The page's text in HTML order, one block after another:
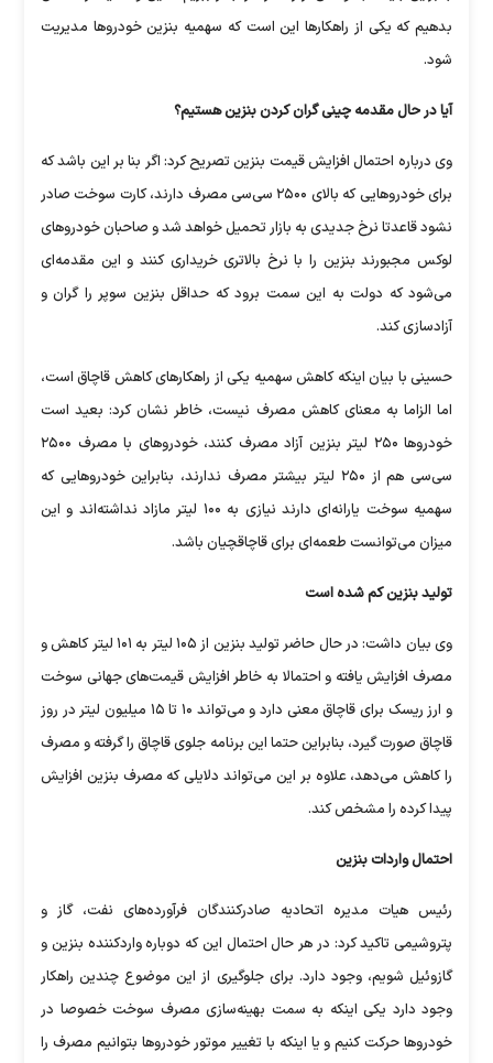
بدهیم که یکی از راهکار‌ها این است که سهمیه بنزین خودرو‌ها مدیریت
شود.
آیا در حال مقدمه چینی گران کردن بنزین هستیم؟
وی درباره احتمال افزایش قیمت بنزین تصریح کرد: اگر بنا بر این باشد که
برای خودرو‌هایی که بالای ۲۵۰۰ سی‌سی مصرف دارند، کارت سوخت صادر
نشود قاعدتا نرخ جدیدی به بازار تحمیل خواهد شد و صاحبان خودرو‌های
لوکس مجبورند بنزین را با نرخ بالاتری خریداری کنند و این مقدمه‌ای
می‌شود که دولت به این سمت برود که حداقل بنزین سوپر را گران و
آزادسازی کند.
حسینی با بیان اینکه کاهش سهمیه یکی از راهکار‌های کاهش قاچاق است،
اما الزاما به معنای کاهش مصرف نیست، خاطر نشان کرد: بعید است
خودرو‌ها ۲۵۰ لیتر بنزین آزاد مصرف کنند، خودرو‌های با مصرف ۲۵۰۰
سی‌سی هم از ۲۵۰ لیتر بیشتر مصرف ندارند، بنابراین خودرو‌هایی که
سهمیه سوخت یارانه‌ای دارند نیازی به ۱۰۰ لیتر مازاد نداشته‌اند و این
میزان می‌توانست طعمه‌ای برای قاچاقچیان باشد.
تولید بنزین کم شده است
وی بیان داشت: در حال حاضر تولید بنزین از ۱۰۵ لیتر به ۱۰۱ لیتر کاهش و
مصرف افزایش یافته و احتمالا به خاطر افزایش قیمت‌های جهانی سوخت
و ارز ریسک برای قاچاق معنی دارد و می‌تواند ۱۰ تا ۱۵ میلیون لیتر در روز
قاچاق صورت گیرد، بنابراین حتما این برنامه جلوی قاچاق را گرفته و مصرف
را کاهش می‌دهد، علاوه بر این می‌تواند دلایلی که مصرف بنزین افزایش
پیدا کرده را مشخص کند.
احتمال واردات بنزین
رئیس هیات مدیره اتحادیه صادرکنندگان فرآورده‌های نفت، گاز و
پتروشیمی تاکید کرد: در هر حال احتمال این که دوباره واردکننده بنزین و
گازوئیل شویم، وجود دارد. برای جلوگیری از این موضوع چندین راهکار
وجود دارد یکی اینکه به سمت بهینه‌سازی مصرف سوخت خصوصا در
خودرو‌ها حرکت کنیم و یا اینکه با تغییر موتور خودرو‌ها بتوانیم مصرف را